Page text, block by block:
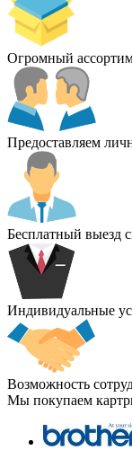
Огромный
Предоставляем
Бесплатный выезд
Индивидуальные
Возможность
Мы покупаем